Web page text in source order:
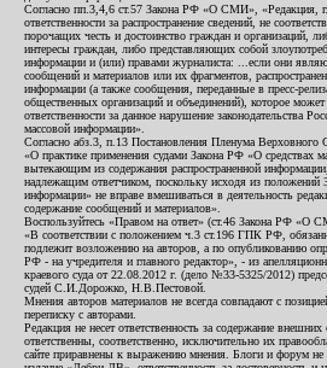
Согласно пп.3,4,6 ст.57 Закона РФ «О СМИ», «Редакция,
ответственности за распространение сведений, не
порочащих честь и достоинство граждан и организаций,
интересы граждан, либо представляющих собой
информации и (или) правами журналиста: ...если они
сообщений и материалов или их фрагментов,
информации (а также сообщения, переданные в пресс-
общественных организаций и объединений), которое
ответственности за данное нарушение законодательства
массовой информации».
Согласно абз.3, п.13 Постановления Пленума
«О практике применения судами Закона РФ «О средствах
вытекающим из содержания распространенной
надлежащим ответчиком, поскольку исходя из положений
информации» не вправе вмешиваться в деятельность
содержание сообщений и материалов».
Воспользуйтесь «Правом на ответ» (ст.46 Закона РФ «О
«В соответствии с положением ч.3 ст.196 ГПК РФ,
подлежит возложению на авторов, а по опубликованию
РФ - на учредителя и главного редактор», - из
краевого суда от 22.08.2012 г. (дело №33-5325/2012)
судей С.И.Дорожко, Н.В.Пестовой.
Мнения авторов материалов не всегда совпадают с
переписку с авторами.
Редакция не несет ответственность за содержание
ответственны, соответственно, исключительно их
сайте приравнены к выражению мнения. Блоги и форум не